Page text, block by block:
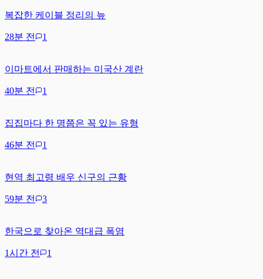
복잡한 케이블 정리의 늪
28분 전 1
이마트에서 판매하는 미국산 계란
40분 전 1
집집마다 한 명쯤은 꼭 있는 유형
46분 전 1
현역 최고령 배우 신구의 근황
59분 전 3
한국으로 찾아온 역대급 폭염
1시간 전 1